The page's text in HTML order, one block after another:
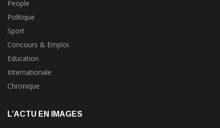
People
Politique
Sport
Concours & Emploi
Education
Internationale
Chronique
L’ACTU EN IMAGES